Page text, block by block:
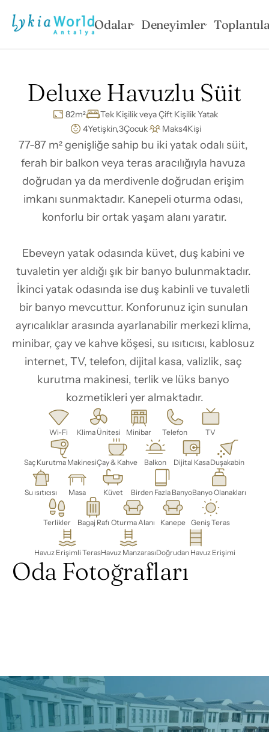
Odalar Deneyimler
Deluxe Havuzlu Süit
82m²
Tek Kişilik veya Çift Kişilik Yatak
4Yetişkin,3Çocuk Maks4Kişi
77-87 m² genişliğe sahip bu iki yatak odalı süit,
ferah bir balkon veya teras aracılığıyla havuza
doğrudan ya da merdivenle doğrudan erişim
imkanı sunmaktadır. Kanepeli oturma odası,
konforlu bir ortak yaşam alanı yaratır.
Ebeveyn yatak odasında küvet, duş kabini ve
tuvaletin yer aldığı şık bir banyo bulunmaktadır.
İkinci yatak odasında ise duş kabinli ve tuvaletli
bir banyo mevcuttur. Konforunuz için sunulan
ayrıcalıklar arasında ayarlanabilir merkezi klima,
minibar, çay ve kahve köşesi, su ısıtıcısı, kablosuz
internet, TV, telefon, dijital kasa, valizlik, saç
kurutma makinesi, terlik ve lüks banyo
kozmetikleri yer almaktadır.
Wi-Fi Klima Ünitesi Minibar Telefon TV
Saç Kurutma MakinesiÇay & Kahve Balkon Dijital KasaDuşakabin
Su ısıtıcısı Masa Küvet Birden Fazla BanyoBanyo Olanakları
Terlikler Bagaj Rafı Oturma Alanı Kanepe Geniş Teras
Havuz Erişimli TerasHavuz ManzarasıDoğrudan Havuz Erişimi
Oda Fotoğrafları